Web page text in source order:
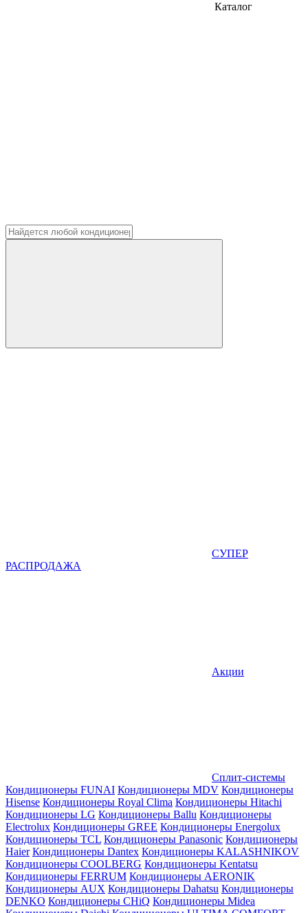
Каталог
СУПЕР
РАСПРОДАЖА
Акции
Сплит-системы
Кондиционеры FUNAI Кондиционеры MDV Кондиционеры
Hisense Кондиционеры Royal Clima Кондиционеры Hitachi
Кондиционеры LG Кондиционеры Ballu Кондиционеры
Electrolux Кондиционеры GREE Кондиционеры Energolux
Кондиционеры TCL Кондиционеры Panasonic Кондиционеры
Haier Кондиционеры Dantex Кондиционеры KALASHNIKOV
Кондиционеры СOOLBERG Кондиционеры Kentatsu
Кондиционеры FERRUM Кондиционеры AERONIK
Кондиционеры AUX Кондиционеры Dahatsu Кондиционеры
DENKO Кондиционеры CHiQ Кондиционеры Midea